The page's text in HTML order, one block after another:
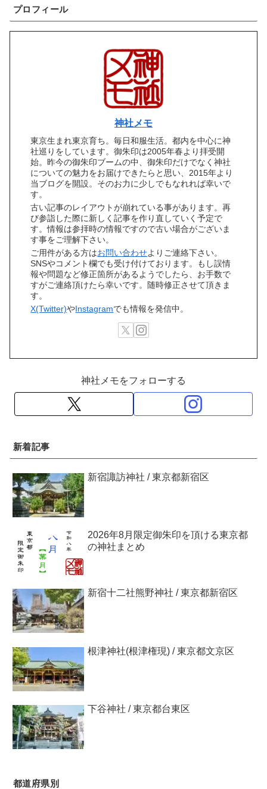
プロフィール
神社メモ
東京生まれ東京育ち。毎日和服生活。都内を中心に神
社巡りをしています。御朱印は2005年春より拝受開
始。昨今の御朱印ブームの中、御朱印だけでなく神社
についての魅力をお届けできたらと思い、2015年より
当ブログを開設。そのお力に少しでもなれれば幸いで
す。
古い記事のレイアウトが崩れている事があります。再
び参詣した際に新しく記事を作り直していく予定で
す。情報は参拝時の情報ですので古い場合がございま
す事をご理解下さい。
ご用件がある方はお問い合わせよりご連絡下さい。
SNSやコメント欄でも受け付けております。もし誤情
報や問題など修正箇所があるようでしたら、お手数で
すがご連絡頂けたら幸いです。随時修正させて頂きま
す。
X(Twitter)やInstagramでも情報を発信中。
神社メモをフォローする
新着記事
新宿諏訪神社 / 東京都新宿区
2026年8月限定御朱印を頂ける東京都
の神社まとめ
新宿十二社熊野神社 / 東京都新宿区
根津神社(根津権現) / 東京都文京区
下谷神社 / 東京都台東区
都道府県別